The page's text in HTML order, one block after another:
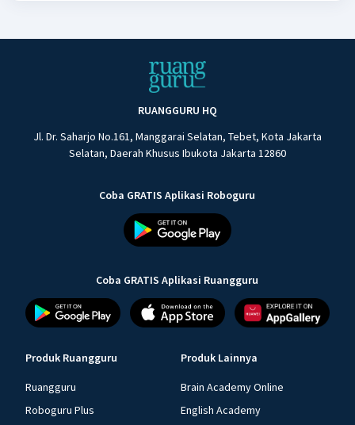
RUANGGURU HQ
Jl. Dr. Saharjo No.161, Manggarai Selatan, Tebet, Kota Jakarta
Selatan, Daerah Khusus Ibukota Jakarta 12860
Coba GRATIS Aplikasi Roboguru
Coba GRATIS Aplikasi Ruangguru
Produk Ruangguru
Ruangguru
Roboguru Plus
Produk Lainnya
Brain Academy Online
English Academy